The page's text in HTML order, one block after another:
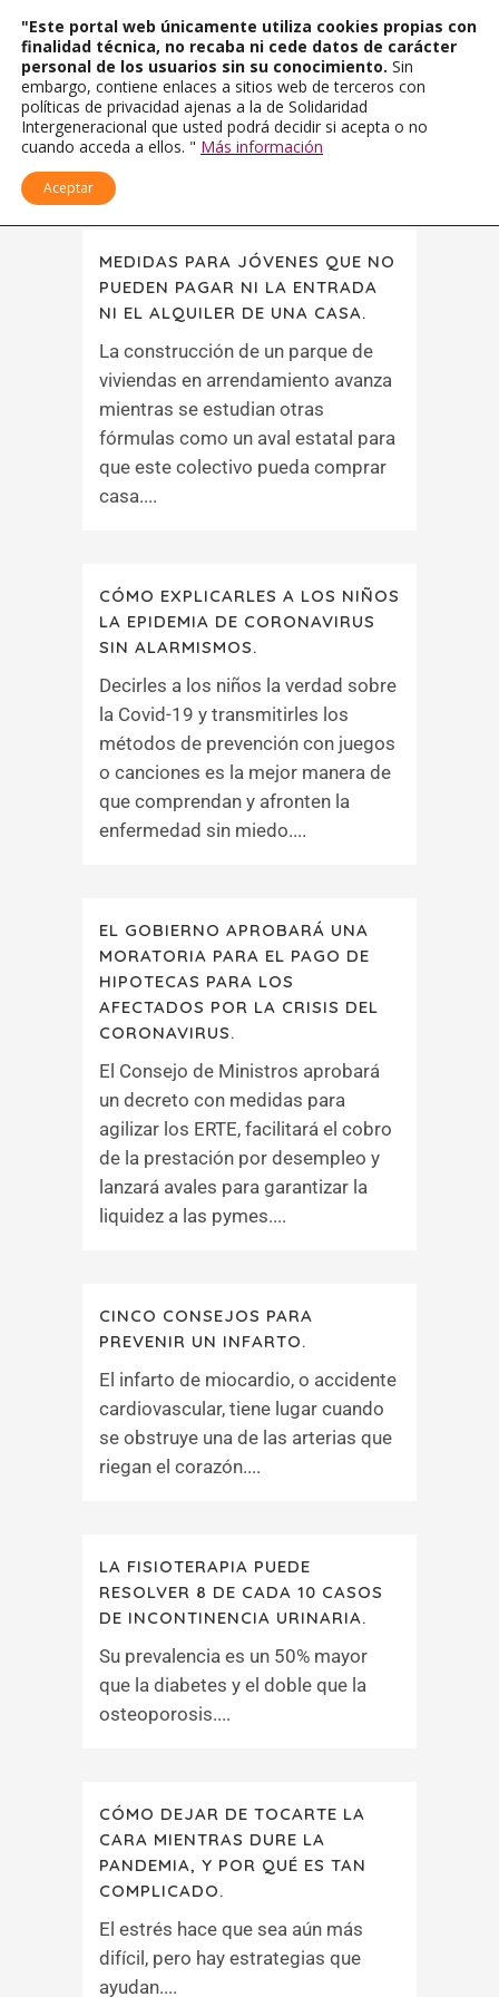
MEDIDAS PARA JÓVENES QUE NO
PUEDEN PAGAR NI LA ENTRADA
NI EL ALQUILER DE UNA CASA.
La construcción de un parque de
viviendas en arrendamiento avanza
mientras se estudian otras
fórmulas como un aval estatal para
que este colectivo pueda comprar
casa....
CÓMO EXPLICARLES A LOS NIÑOS
LA EPIDEMIA DE CORONAVIRUS
SIN ALARMISMOS.
Decirles a los niños la verdad sobre
la Covid-19 y transmitirles los
métodos de prevención con juegos
o canciones es la mejor manera de
que comprendan y afronten la
enfermedad sin miedo....
EL GOBIERNO APROBARÁ UNA
MORATORIA PARA EL PAGO DE
HIPOTECAS PARA LOS
AFECTADOS POR LA CRISIS DEL
CORONAVIRUS.
El Consejo de Ministros aprobará
un decreto con medidas para
agilizar los ERTE, facilitará el cobro
de la prestación por desempleo y
lanzará avales para garantizar la
liquidez a las pymes....
CINCO CONSEJOS PARA
PREVENIR UN INFARTO.
El infarto de miocardio, o accidente
cardiovascular, tiene lugar cuando
se obstruye una de las arterias que
riegan el corazón....
LA FISIOTERAPIA PUEDE
RESOLVER 8 DE CADA 10 CASOS
DE INCONTINENCIA URINARIA.
Su prevalencia es un 50% mayor
que la diabetes y el doble que la
osteoporosis....
CÓMO DEJAR DE TOCARTE LA
CARA MIENTRAS DURE LA
PANDEMIA, Y POR QUÉ ES TAN
COMPLICADO.
El estrés hace que sea aún más
difícil, pero hay estrategias que
ayudan....
"Este portal web únicamente utiliza cookies propias con
finalidad técnica, no recaba ni cede datos de carácter
personal de los usuarios sin su conocimiento. Sin
embargo, contiene enlaces a sitios web de terceros con
políticas de privacidad ajenas a la de Solidaridad
Intergeneracional que usted podrá decidir si acepta o no
cuando acceda a ellos. " Más información
Aceptar